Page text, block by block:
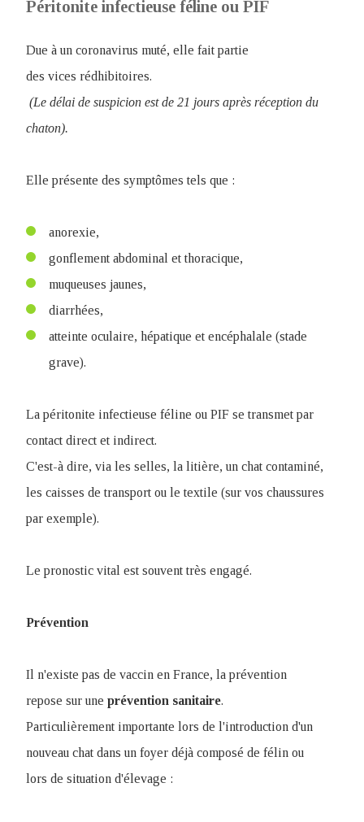
Péritonite infectieuse féline ou PIF
Due à un coronavirus muté, elle fait partie
des vices rédhibitoires.
(Le délai de suspicion est de 21 jours après réception du
chaton).
Elle présente des symptômes tels que :
anorexie,
gonflement abdominal et thoracique,
muqueuses jaunes,
diarrhées,
atteinte oculaire, hépatique et encéphalale (stade
grave).
La péritonite infectieuse féline ou PIF se transmet par
contact direct et indirect.
C'est-à dire, via les selles, la litière, un chat contaminé,
les caisses de transport ou le textile (sur vos chaussures
par exemple).
Le pronostic vital est souvent très engagé.
Prévention
Il n'existe pas de vaccin en France, la prévention
repose sur une prévention sanitaire.
Particulièrement importante lors de l'introduction d'un
nouveau chat dans un foyer déjà composé de félin ou
lors de situation d'élevage :